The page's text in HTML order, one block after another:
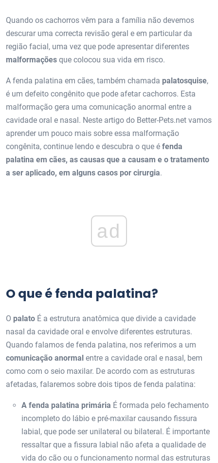
Quando os cachorros vêm para a família não devemos
descurar uma correcta revisão geral e em particular da
região facial, uma vez que pode apresentar diferentes
malformações que colocou sua vida em risco.
A fenda palatina em cães, também chamada palatosquise,
é um defeito congênito que pode afetar cachorros. Esta
malformação gera uma comunicação anormal entre a
cavidade oral e nasal. Neste artigo do Better-Pets.net vamos
aprender um pouco mais sobre essa malformação
congênita, continue lendo e descubra o que é fenda
palatina em cães, as causas que a causam e o tratamento
a ser aplicado, em alguns casos por cirurgia.
ad
O que é fenda palatina?
O palato É a estrutura anatômica que divide a cavidade
nasal da cavidade oral e envolve diferentes estruturas.
Quando falamos de fenda palatina, nos referimos a um
comunicação anormal entre a cavidade oral e nasal, bem
como com o seio maxilar. De acordo com as estruturas
afetadas, falaremos sobre dois tipos de fenda palatina:
A fenda palatina primária É formada pelo fechamento
incompleto do lábio e pré-maxilar causando fissura
labial, que pode ser unilateral ou bilateral. É importante
ressaltar que a fissura labial não afeta a qualidade de
vida do cão ou o funcionamento normal das estruturas